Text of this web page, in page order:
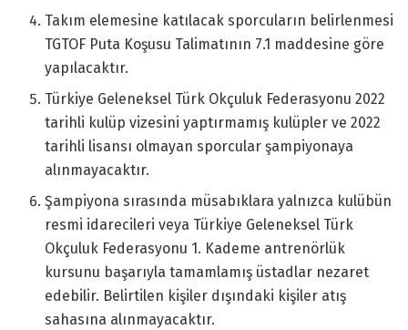
Takım elemesine katılacak sporcuların belirlenmesi
TGTOF Puta Koşusu Talimatının 7.1 maddesine göre
yapılacaktır.
Türkiye Geleneksel Türk Okçuluk Federasyonu 2022
tarihli kulüp vizesini yaptırmamış kulüpler ve 2022
tarihli lisansı olmayan sporcular şampiyonaya
alınmayacaktır.
Şampiyona sırasında müsabıklara yalnızca kulübün
resmi idarecileri veya Türkiye Geleneksel Türk
Okçuluk Federasyonu 1. Kademe antrenörlük
kursunu başarıyla tamamlamış üstadlar nezaret
edebilir. Belirtilen kişiler dışındaki kişiler atış
sahasına alınmayacaktır.